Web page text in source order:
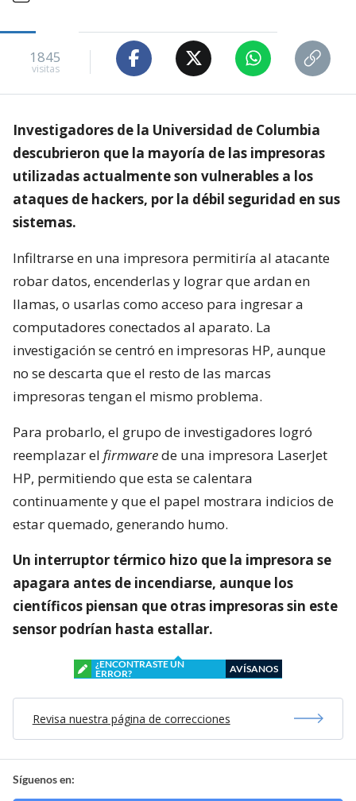
1845
visitas
Investigadores de la Universidad de Columbia
descubrieron que la mayoría de las impresoras
utilizadas actualmente son vulnerables a los
ataques de hackers, por la débil seguridad en sus
sistemas.
Infiltrarse en una impresora permitiría al atacante
robar datos, encenderlas y lograr que ardan en
llamas, o usarlas como acceso para ingresar a
computadores conectados al aparato. La
investigación se centró en impresoras HP, aunque
no se descarta que el resto de las marcas
impresoras tengan el mismo problema.
Para probarlo, el grupo de investigadores logró
reemplazar el firmwarede una impresora LaserJet
HP, permitiendo que esta se calentara
continuamente y que el papel mostrara indicios de
estar quemado, generando humo.
Un interruptor térmico hizo que la impresora se
apagara antes de incendiarse, aunque los
científicos piensan que otras impresoras sin este
sensor podrían hasta estallar.
¿ENCONTRASTE UN
ERROR?
AVÍSANOS
Revisa nuestra página de correcciones
Síguenos en: